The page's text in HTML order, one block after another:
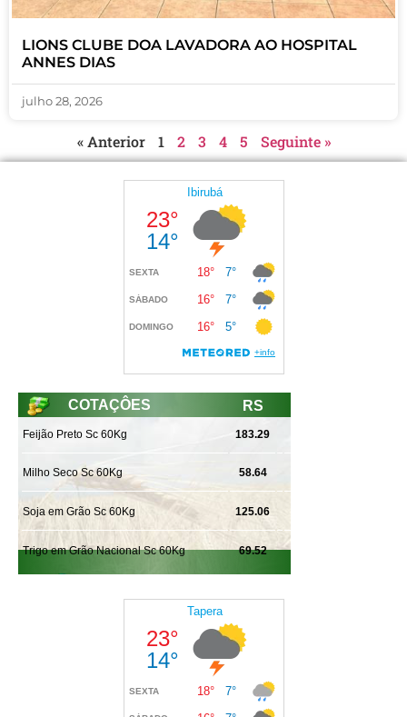
LIONS CLUBE DOA LAVADORA AO HOSPITAL
ANNES DIAS
julho 28, 2026
« Anterior 1 2 3 4 5 Seguinte »